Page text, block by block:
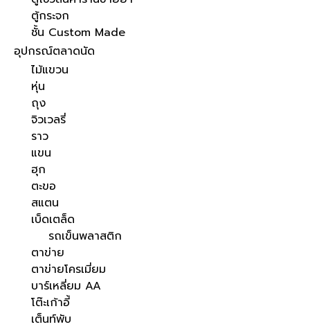
ตู้กระจก
ชั้น Custom Made
อุปกรณ์ตลาดนัด
ไม้แขวน
หุ่น
ถุง
จิวเวลรี่
ราว
แขน
ฮุก
ตะขอ
สแตน
เบ็ดเตล็ด
รถเข็นพลาสติก
ตาข่าย
ตาข่ายโครเมี่ยม
บาร์เหลี่ยม AA
โต๊ะเก้าอี้
เต็นท์พับ